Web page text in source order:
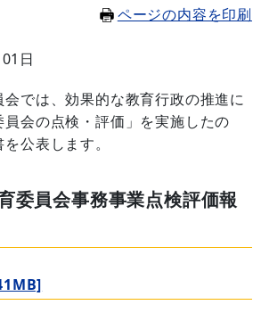
ページの内容を印刷
日
では、効果的な教育行政の推進に
会の点検・評価」を実施したの
公表します。
委員会事務事業点検評価報